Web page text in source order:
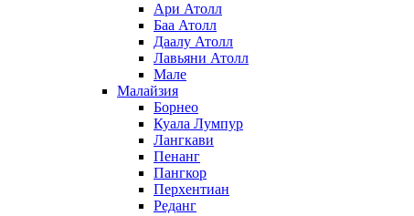
Ари Атолл
Баа Атолл
Даалу Атолл
Лавьяни Атолл
Мале
Малайзия
Борнео
Куала Лумпур
Лангкави
Пенанг
Пангкор
Перхентиан
Реданг